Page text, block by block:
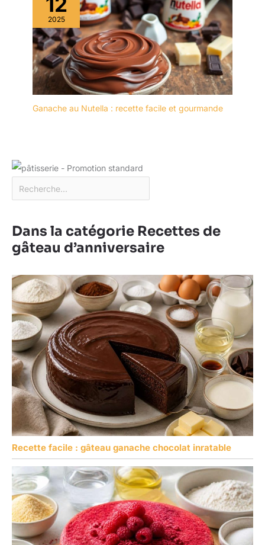
2025
Ganache au Nutella : recette facile et gourmande
Dans la catégorie Recettes de
gâteau d’anniversaire
Recette facile : gâteau ganache chocolat inratable